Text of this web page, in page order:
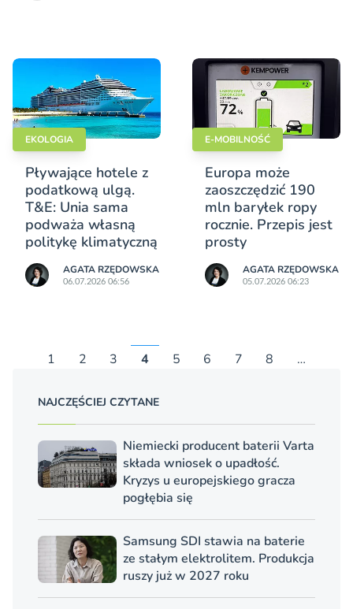
EKOLOGIA
Pływające hotele z
podatkową ulgą.
T&E: Unia sama
podważa własną
politykę klimatyczną
AGATA RZĘDOWSKA
06.07.2026 06:56
E-MOBILNOŚĆ
Europa może
zaoszczędzić 190
mln baryłek ropy
rocznie. Przepis jest
prosty
AGATA RZĘDOWSKA
05.07.2026 06:23
1 2 3 4 5 6 7 8 …
NAJCZĘŚCIEJ CZYTANE
Niemiecki producent baterii Varta
składa wniosek o upadłość.
Kryzys u europejskiego gracza
pogłębia się
Samsung SDI stawia na baterie
ze stałym elektrolitem. Produkcja
ruszy już w 2027 roku